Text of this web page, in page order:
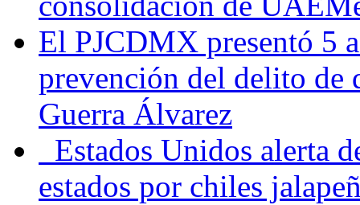
El PJCDMX presentó 5
prevención del delito de
Guerra Álvarez
Estados Unidos alerta
estados por chiles